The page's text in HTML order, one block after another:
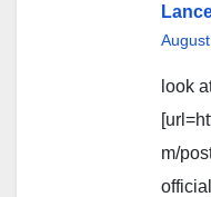
look
m/